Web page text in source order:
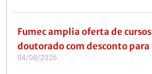
Fumec amplia oferta de
doutorado com desconto
04/08/2026